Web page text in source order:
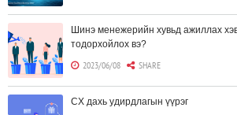
Шинэ менежерийн хувьд ажиллах
тодорхойлох вэ?
2023/06/08 SHARE
CX дахь удирдлагын үүрэг